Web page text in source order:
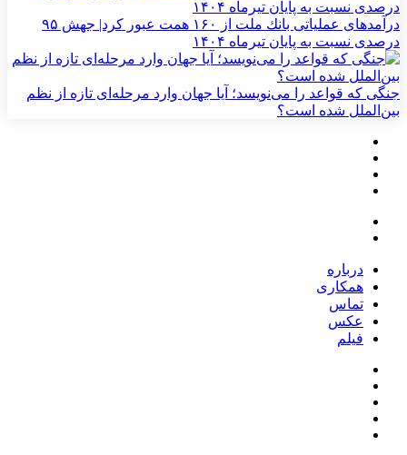
درآمدهای عملیاتی بانك ملت از ۱۶۰ همت عبور كرد| جهش ۹۵
درصدی نسبت به پایان تیرماه ۱۴۰۴
جنگی که قواعد را می‌نویسد؛ آیا جهان وارد مرحله‌ای تازه از نظم
بین‌الملل شده است؟
درباره
همکاری
تماس
عکس
فیلم